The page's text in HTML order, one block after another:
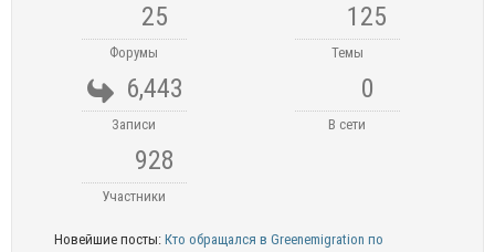
25
Форумы
125
Темы
6,443
Записи
0
В сети
928
Участники
Новейшие посты: Кто обращался в Greenemigration по